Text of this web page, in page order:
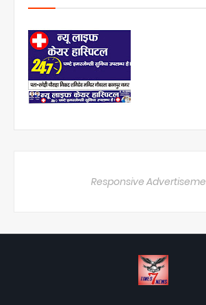
Responsive